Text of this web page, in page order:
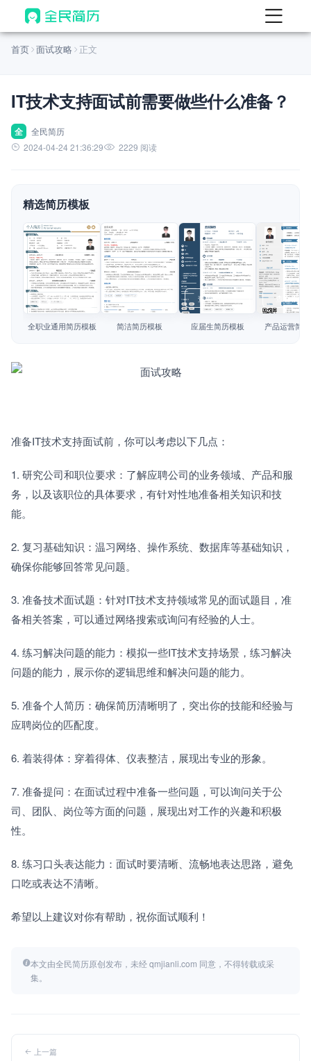
首页
AI 生成简历
AI 优化简历
AI 翻译简历
AI 模拟面试
面试自我介绍
AI 职场工具 New
简历模板
简历教程
首页 面试攻略 正文
IT技术支持面试前需要做些什么准备？
全
全民简历
2024-04-24 21:36:29
2229 阅读
精选简历模板
查看模板
全职业通用简历模板
查看模板
简洁简历模板
查看模板
应届生简历模板
查看模板
产品运营简
准备IT技术支持面试前，你可以考虑以下几点：
1. 研究公司和职位要求：了解应聘公司的业务领域、产品和服
务，以及该职位的具体要求，有针对性地准备相关知识和技
能。
2. 复习基础知识：温习网络、操作系统、数据库等基础知识，
确保你能够回答常见问题。
3. 准备技术面试题：针对IT技术支持领域常见的面试题目，准
备相关答案，可以通过网络搜索或询问有经验的人士。
4. 练习解决问题的能力：模拟一些IT技术支持场景，练习解决
问题的能力，展示你的逻辑思维和解决问题的能力。
5. 准备个人简历：确保简历清晰明了，突出你的技能和经验与
应聘岗位的匹配度。
6. 着装得体：穿着得体、仪表整洁，展现出专业的形象。
7. 准备提问：在面试过程中准备一些问题，可以询问关于公
司、团队、岗位等方面的问题，展现出对工作的兴趣和积极
性。
8. 练习口头表达能力：面试时要清晰、流畅地表达思路，避免
口吃或表达不清晰。
希望以上建议对你有帮助，祝你面试顺利！
本文由全民简历原创发布，未经 qmjianli.com 同意，不得转载或采
集。
上一篇